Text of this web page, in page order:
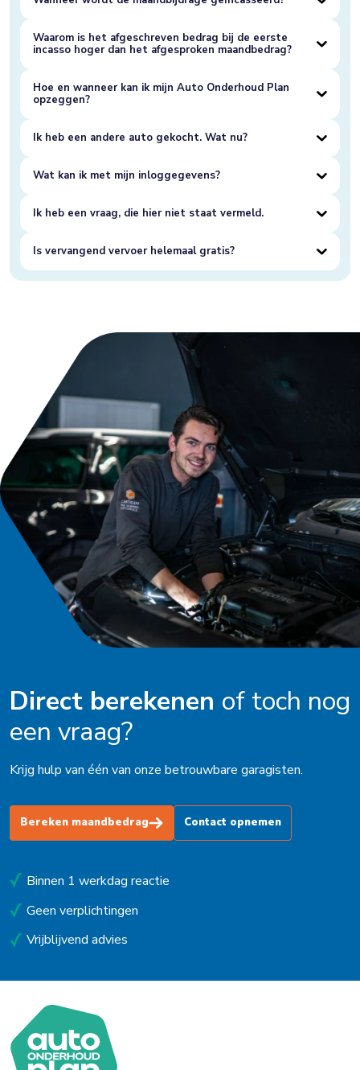
Waarom is het afgeschreven bedrag bij de eerste
incasso hoger dan het afgesproken maandbedrag?
Hoe en wanneer kan ik mijn Auto Onderhoud Plan
opzeggen?
Ik heb een andere auto gekocht. Wat nu?
Wat kan ik met mijn inloggegevens?
Ik heb een vraag, die hier niet staat vermeld.
Is vervangend vervoer helemaal gratis?
Direct berekenen of toch nog
een vraag?
Krijg hulp van één van onze betrouwbare garagisten.
Bereken maandbedrag Contact opnemen
Binnen 1 werkdag reactie
Geen verplichtingen
Vrijblijvend advies